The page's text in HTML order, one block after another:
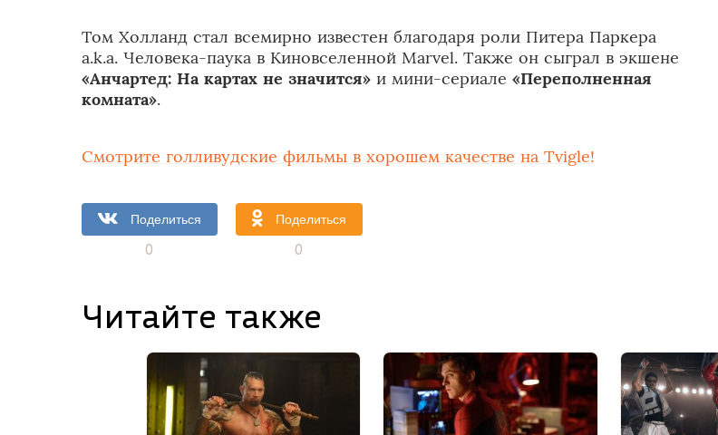
Том Холланд стал всемирно известен благодаря роли Питера Паркера
a.k.a. Человека-паука в Киновселенной Marvel. Также он сыграл в экшене
«Анчартед: На картах не значится» и мини-сериале «Переполненная
комната».
Смотрите голливудские фильмы в хорошем качестве на Tvigle!
Поделиться
0
Поделиться
0
Читайте также